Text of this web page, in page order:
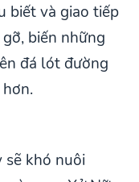
biết và giao tiếp
biến những
đá lót đường
sẽ khó nuôi